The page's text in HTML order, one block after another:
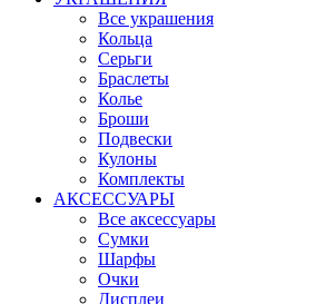
Все украшения
Кольца
Серьги
Браслеты
Колье
Броши
Подвески
Кулоны
Комплекты
АКСЕССУАРЫ
Все аксессуары
Сумки
Шарфы
Очки
Дисплеи